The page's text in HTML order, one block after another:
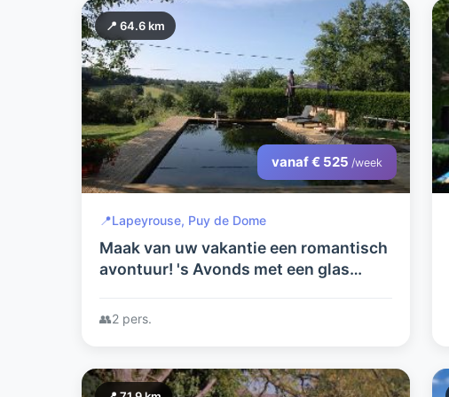
📍 64.6 km
vanaf € 525 /week
📍Lapeyrouse, Puy de Dome
Maak van uw vakantie een romantisch
avontuur! 's Avonds met een glas
hottub naar de sterren kijken...
👥2 pers.